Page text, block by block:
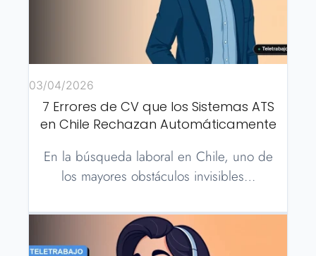
03/04/2026
7 Errores de CV que los Sistemas ATS
en Chile Rechazan Automáticamente
En la búsqueda laboral en Chile, uno de
los mayores obstáculos invisibles…